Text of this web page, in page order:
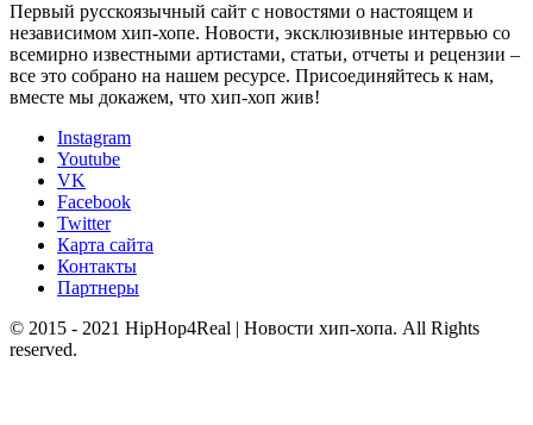
Первый русскоязычный сайт с новостями о настоящем и
независимом хип-хопе. Новости, эксклюзивные интервью со
всемирно известными артистами, статьи, отчеты и рецензии –
все это собрано на нашем ресурсе. Присоединяйтесь к нам,
вместе мы докажем, что хип-хоп жив!
Instagram
Youtube
VK
Facebook
Twitter
Карта сайта
Контакты
Партнеры
© 2015 - 2021 HipHop4Real | Новости хип-хопа. All Rights
reserved.